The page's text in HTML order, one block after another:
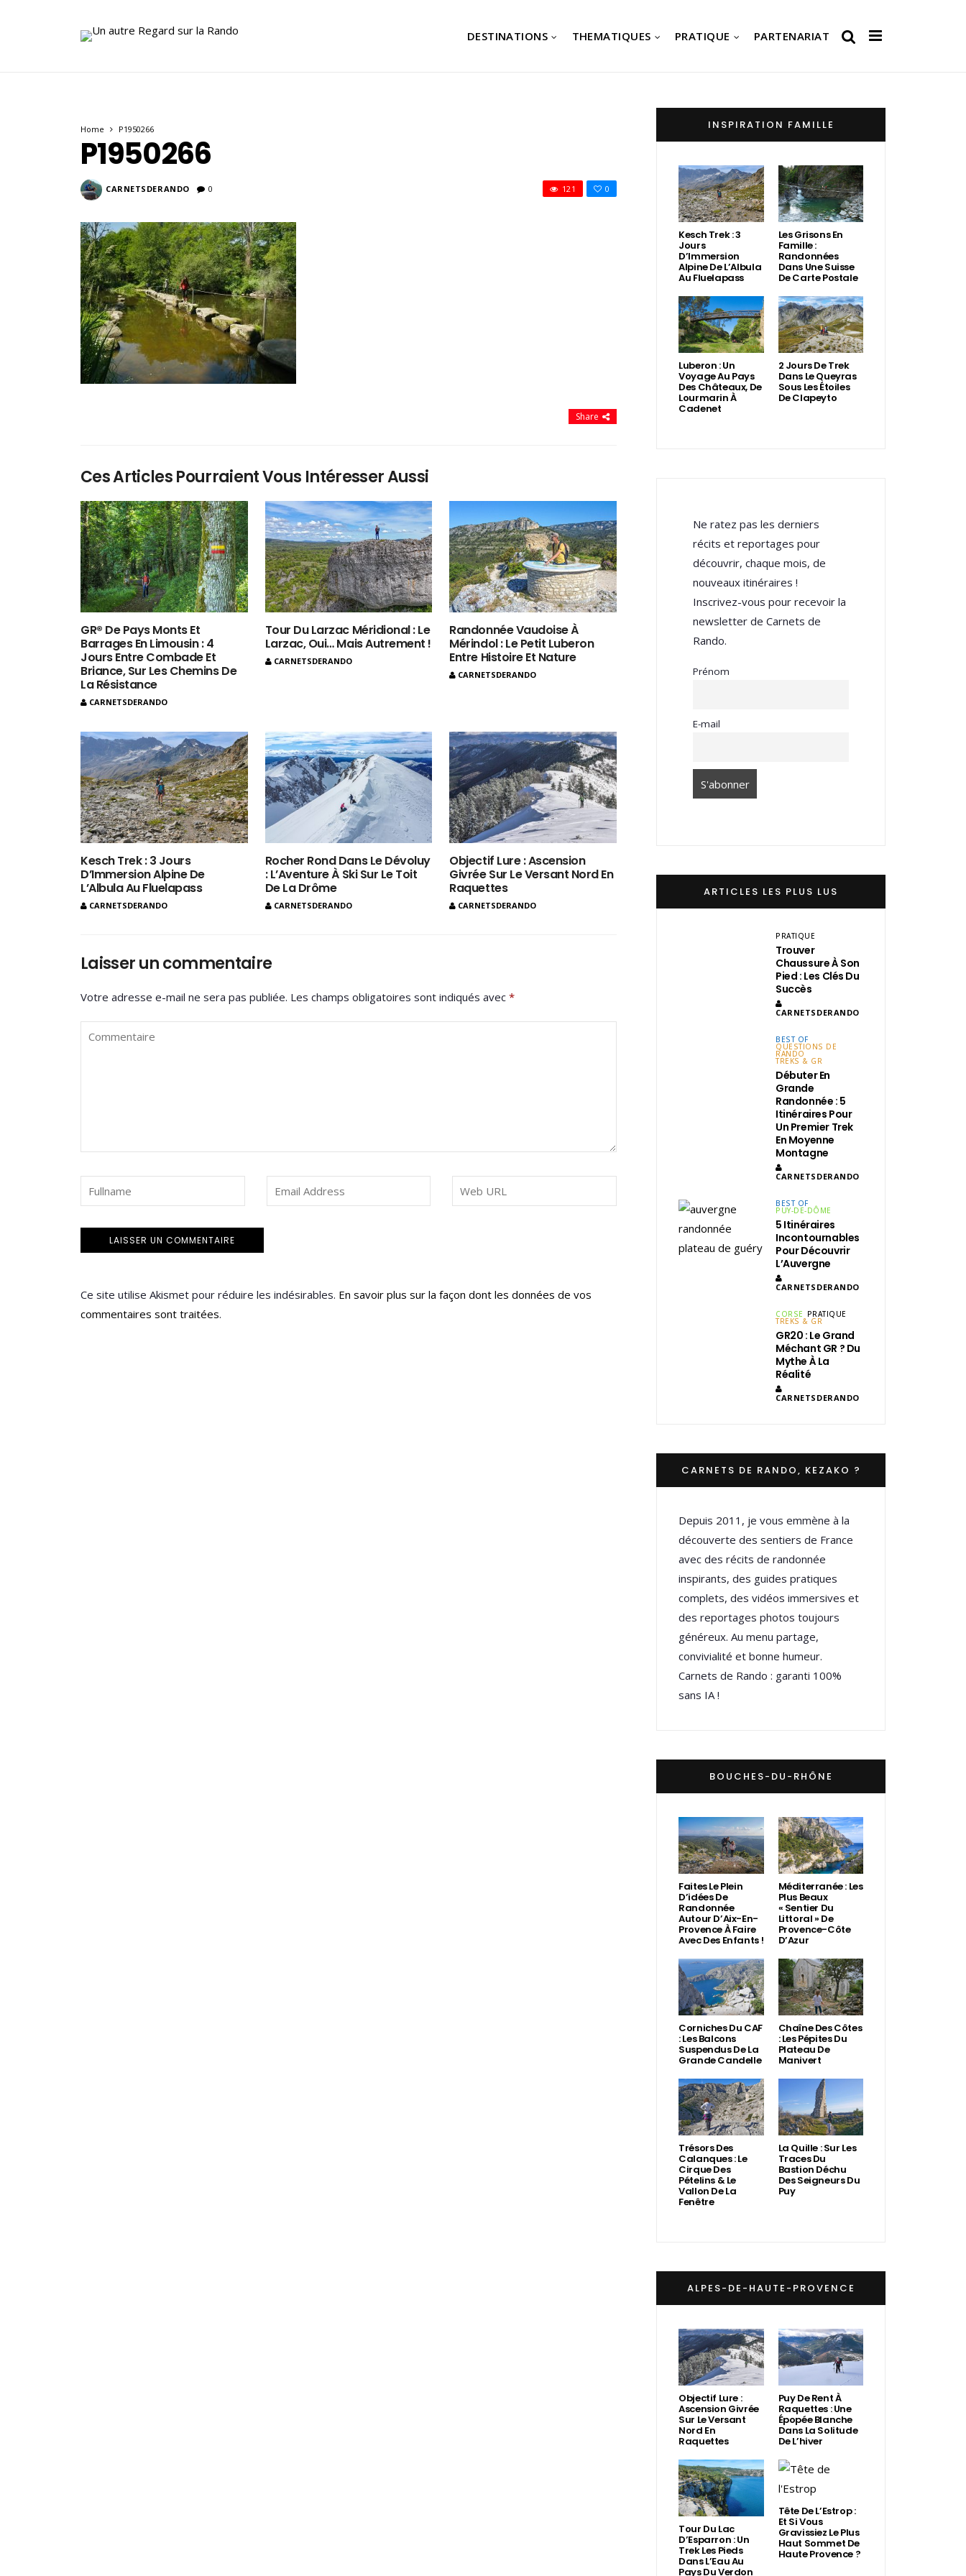
DESTINATIONS THEMATIQUES PRATIQUE PARTENARIAT
Home P1950266
P1950266
CARNETSDERANDO 0 0
121
Share
Ces Articles Pourraient Vous Intéresser Aussi
GR® De Pays Monts Et
Barrages En Limousin : 4
Jours Entre Combade Et
Briance, Sur Les Chemins De
La Résistance
CARNETSDERANDO
Tour Du Larzac Méridional : Le
Larzac, Oui… Mais Autrement !
CARNETSDERANDO
Randonnée Vaudoise À
Mérindol : Le Petit Luberon
Entre Histoire Et Nature
CARNETSDERANDO
Kesch Trek : 3 Jours
D’Immersion Alpine De
L’Albula Au Fluelapass
CARNETSDERANDO
Rocher Rond Dans Le Dévoluy
: L’Aventure À Ski Sur Le Toit
De La Drôme
CARNETSDERANDO
Objectif Lure : Ascension
Givrée Sur Le Versant Nord En
Raquettes
CARNETSDERANDO
Laisser un commentaire
Votre adresse e-mail ne sera pas publiée. Les champs obligatoires sont indiqués avec *
Ce site utilise Akismet pour réduire les indésirables. En savoir plus sur la façon dont les données de vos
commentaires sont traitées.
INSPIRATION FAMILLE
Kesch Trek : 3
Jours
D’Immersion
Alpine De L’Albula
Au Fluelapass
Les Grisons En
Famille :
Randonnées
Dans Une Suisse
De Carte Postale
Luberon : Un
Voyage Au Pays
Des Châteaux, De
Lourmarin À
Cadenet
2 Jours De Trek
Dans Le Queyras
Sous Les Étoiles
De Clapeyto
Ne ratez pas les derniers
récits et reportages pour
découvrir, chaque mois, de
nouveaux itinéraires !
Inscrivez-vous pour recevoir la
newsletter de Carnets de
Rando.
Prénom
E-mail
ARTICLES LES PLUS LUS
PRATIQUE
Trouver
Chaussure À Son
Pied : Les Clés Du
Succès
CARNETSDERANDO
BEST OF
QUESTIONS DE
RANDO
TREKS & GR
Débuter En
Grande
Randonnée : 5
Itinéraires Pour
Un Premier Trek
En Moyenne
Montagne
CARNETSDERANDO
BEST OF
PUY-DE-DÔME
5 Itinéraires
Incontournables
Pour Découvrir
L’Auvergne
CARNETSDERANDO
CORSE PRATIQUE
TREKS & GR
GR20 : Le Grand
Méchant GR ? Du
Mythe À La
Réalité
CARNETSDERANDO
CARNETS DE RANDO, KEZAKO ?
Depuis 2011, je vous emmène à la
découverte des sentiers de France
avec des récits de randonnée
inspirants, des guides pratiques
complets, des vidéos immersives et
des reportages photos toujours
généreux. Au menu partage,
convivialité et bonne humeur.
Carnets de Rando : garanti 100%
sans IA !
BOUCHES-DU-RHÔNE
Faites Le Plein
D’idées De
Randonnée
Autour D’Aix-En-
Provence À Faire
Avec Des Enfants !
Méditerranée : Les
Plus Beaux
« Sentier Du
Littoral » De
Provence-Côte
D’Azur
Corniches Du CAF
: Les Balcons
Suspendus De La
Grande Candelle
Chaîne Des Côtes
: Les Pépites Du
Plateau De
Manivert
Trésors Des
Calanques : Le
Cirque Des
Pételins & Le
Vallon De La
Fenêtre
La Quille : Sur Les
Traces Du
Bastion Déchu
Des Seigneurs Du
Puy
ALPES-DE-HAUTE-PROVENCE
Objectif Lure :
Ascension Givrée
Sur Le Versant
Nord En
Raquettes
Puy De Rent À
Raquettes : Une
Épopée Blanche
Dans La Solitude
De L’hiver
Tour Du Lac
D’Esparron : Un
Trek Les Pieds
Dans L’Eau Au
Pays Du Verdon
Tête De L’Estrop :
Et Si Vous
Gravissiez Le Plus
Haut Sommet De
Haute Provence ?